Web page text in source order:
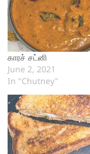
காரச் சட்னி
June 2, 2021
In "Chutney"